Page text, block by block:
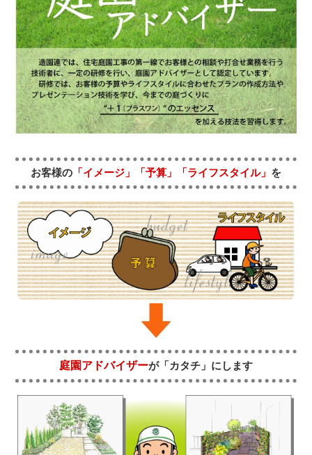
お客様の 「イメージ」「予算」「ライフスタイル」 を
庭園アドバイザーが「カタチ」にします